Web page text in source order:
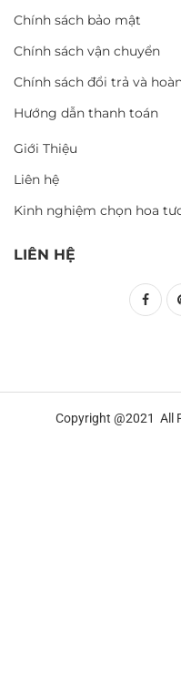
Chính sách bảo mật
Chính sách vận chuyển
Chính sách đổi trả và
Hướng dẫn thanh toán
Giới Thiệu
Liên hệ
Kinh nghiệm chọn hoa
LIÊN HỆ
Copyright @2021 All